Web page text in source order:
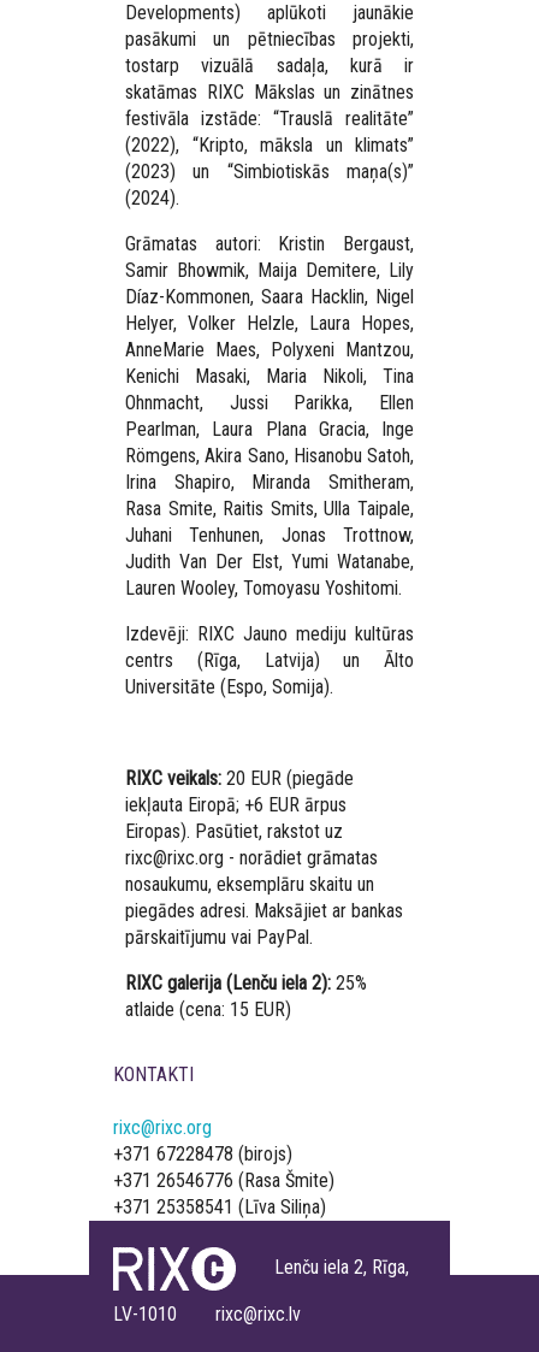
Developments) aplūkoti jaunākie
pasākumi un pētniecības projekti,
tostarp vizuālā sadaļa, kurā ir
skatāmas RIXC Mākslas un zinātnes
festivāla izstāde: “Trauslā realitāte”
(2022), “Kripto, māksla un klimats”
(2023) un “Simbiotiskās maņa(s)”
(2024).
Grāmatas autori: Kristin Bergaust,
Samir Bhowmik, Maija Demitere, Lily
Díaz-Kommonen, Saara Hacklin, Nigel
Helyer, Volker Helzle, Laura Hopes,
AnneMarie Maes, Polyxeni Mantzou,
Kenichi Masaki, Maria Nikoli, Tina
Ohnmacht, Jussi Parikka, Ellen
Pearlman, Laura Plana Gracia, Inge
Römgens, Akira Sano, Hisanobu Satoh,
Irina Shapiro, Miranda Smitheram,
Rasa Smite, Raitis Smits, Ulla Taipale,
Juhani Tenhunen, Jonas Trottnow,
Judith Van Der Elst, Yumi Watanabe,
Lauren Wooley, Tomoyasu Yoshitomi.
Izdevēji: RIXC Jauno mediju kultūras
centrs (Rīga, Latvija) un Ālto
Universitāte (Espo, Somija).
RIXC veikals: 20 EUR (piegāde
iekļauta Eiropā; +6 EUR ārpus
Eiropas). Pasūtiet, rakstot uz
rixc@rixc.org - norādiet grāmatas
nosaukumu, eksemplāru skaitu un
piegādes adresi. Maksājiet ar bankas
pārskaitījumu vai PayPal.
RIXC galerija (Lenču iela 2): 25%
atlaide (cena: 15 EUR)
KONTAKTI
rixc@rixc.org
+371 67228478 (birojs)
+371 26546776 (Rasa Šmite)
+371 25358541 (Līva Siliņa)
Lenču iela 2, Rīga,
LV-1010 rixc@rixc.lv